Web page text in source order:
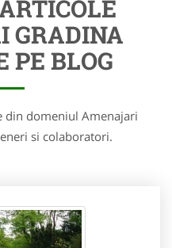
GRADINA
PE BLOG
din domeniul Amenajari
si colaboratori.